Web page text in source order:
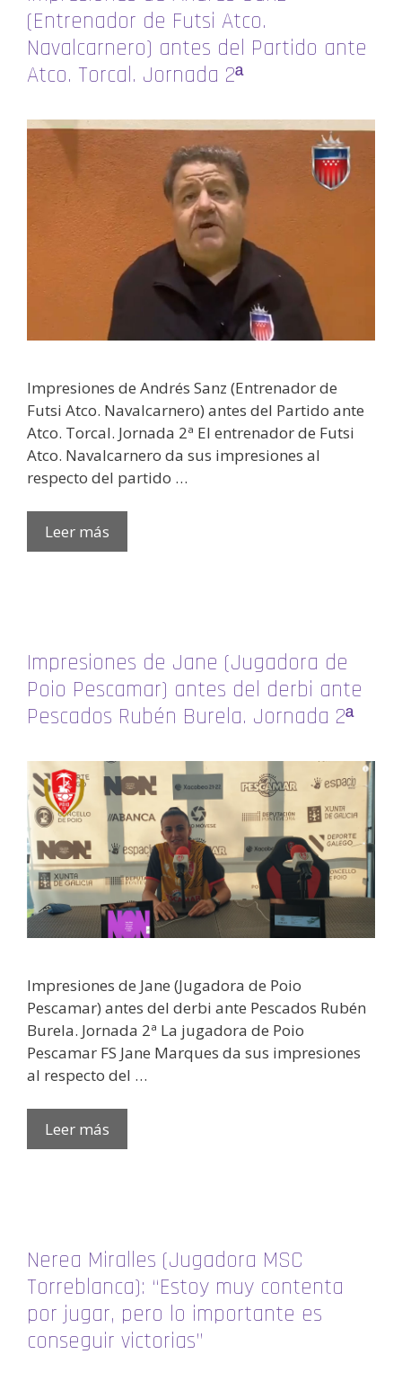
(Entrenador de Futsi Atco.
Navalcarnero) antes del Partido ante
Atco. Torcal. Jornada 2ª
Impresiones de Andrés Sanz (Entrenador de
Futsi Atco. Navalcarnero) antes del Partido ante
Atco. Torcal. Jornada 2ª El entrenador de Futsi
Atco. Navalcarnero da sus impresiones al
respecto del partido …
Leer más
Impresiones de Jane (Jugadora de
Poio Pescamar) antes del derbi ante
Pescados Rubén Burela. Jornada 2ª
Impresiones de Jane (Jugadora de Poio
Pescamar) antes del derbi ante Pescados Rubén
Burela. Jornada 2ª La jugadora de Poio
Pescamar FS Jane Marques da sus impresiones
al respecto del …
Leer más
Nerea Miralles (Jugadora MSC
Torreblanca): “Estoy muy contenta
por jugar, pero lo importante es
conseguir victorias”